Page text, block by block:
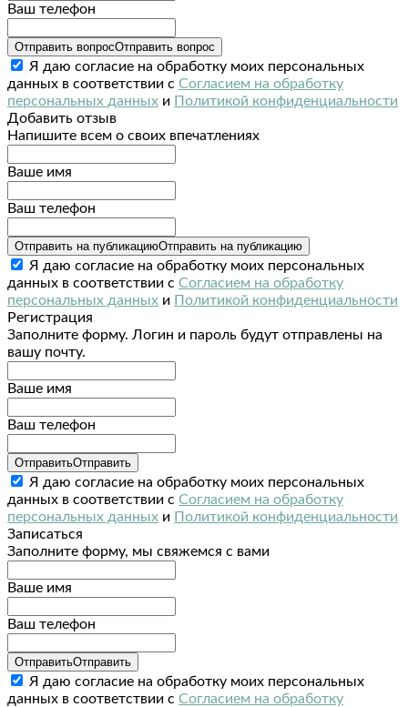
Ваш телефон
Отправить вопросОтправить вопрос
Я даю согласие на обработку моих персональных
данных в соответствии с Согласием на обработку
персональных данных и Политикой конфиденциальности
Добавить отзыв
Напишите всем о своих впечатлениях
Ваше имя
Ваш телефон
Отправить на публикациюОтправить на публикацию
Я даю согласие на обработку моих персональных
данных в соответствии с Согласием на обработку
персональных данных и Политикой конфиденциальности
Регистрация
Заполните форму. Логин и пароль будут отправлены на
вашу почту.
Ваше имя
Ваш телефон
ОтправитьОтправить
Я даю согласие на обработку моих персональных
данных в соответствии с Согласием на обработку
персональных данных и Политикой конфиденциальности
Записаться
Заполните форму, мы свяжемся с вами
Ваше имя
Ваш телефон
ОтправитьОтправить
Я даю согласие на обработку моих персональных
данных в соответствии с Согласием на обработку